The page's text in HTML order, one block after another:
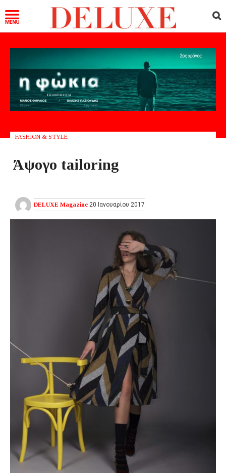
FASHION & STYLE
Άψογο tailoring
DELUXE Magazine 20 Ιανουαρίου 2017